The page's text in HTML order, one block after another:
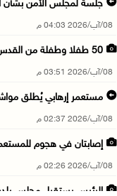
جلسة لمجلس الأمن بشأن
08/آب/2026 04:03 م
50 طفلا وطفلة من القدس يستعدون للمغادرة إلى ا ...
08/آب/2026 03:51 م
مستعمر إرهابي يُطلق
08/آب/2026 02:37 م
إصابتان في هجوم
08/آب/2026 02:26 م
الرئيس يستقبل مجلس